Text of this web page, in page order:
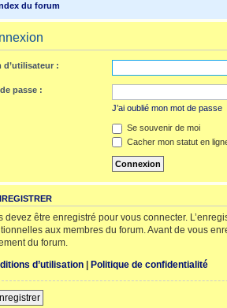
du forum
d’utilisateur :
passe :
J’ai oublié mon mot de passe
Se souvenir de moi
Cacher mon statut en
devez être enregistré pour vous connecter.
aux membres du forum. Avant de vous
du forum.
d’utilisation | Politique de confidentialité